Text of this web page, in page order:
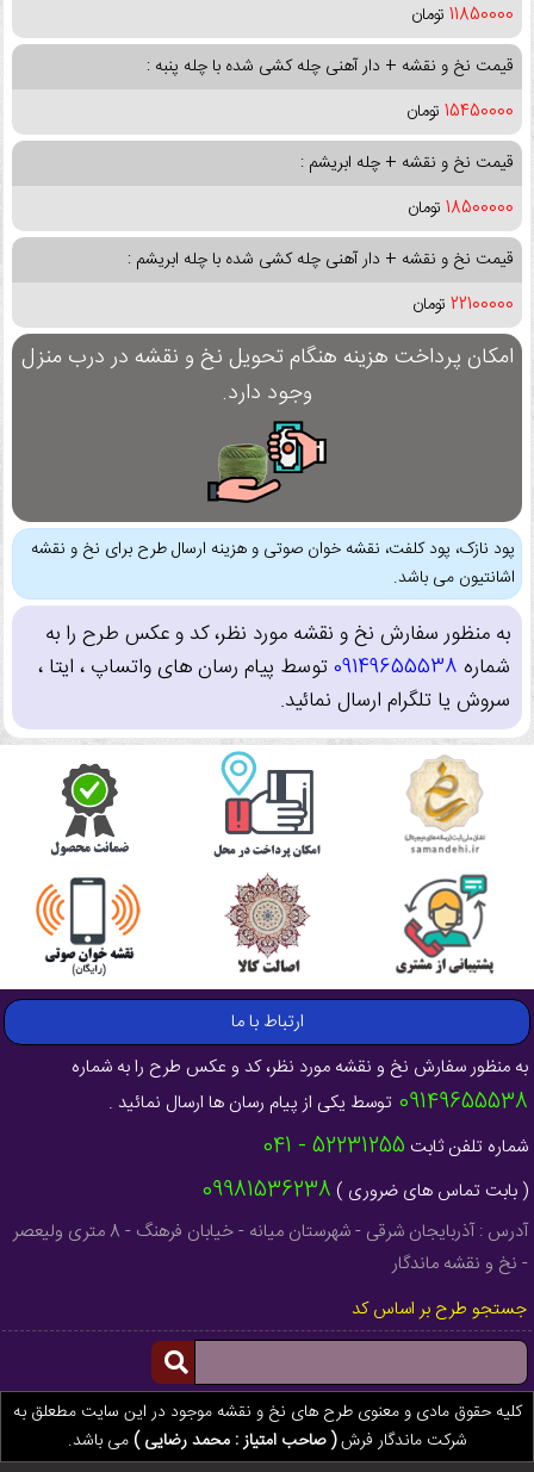
11850000 تومان
قیمت نخ و نقشه + دار آهنی چله کشی شده با چله پنبه :
15450000 تومان
قیمت نخ و نقشه + چله ابریشم :
18500000 تومان
قیمت نخ و نقشه + دار آهنی چله کشی شده با چله ابریشم :
22100000 تومان
امکان پرداخت هزینه هنگام تحویل نخ و نقشه در درب منزل
وجود دارد.
پود نازک، پود کلفت، نقشه خوان صوتی و هزینه ارسال طرح برای نخ و نقشه
اشانتیون می باشد.
به منظور سفارش نخ و نقشه مورد نظر، کد و عکس طرح را به
شماره 09149655538توسط پیام رسان های واتساپ ، ایتا ،
سروش یا تلگرام ارسال نمائید.
ارتباط با ما
به منظور سفارش نخ و نقشه مورد نظر، کد و عکس طرح را به شماره
09149655538 توسط یکی از پیام رسان ها ارسال نمائید .
شماره تلفن ثابت 52231255 - 041
( بابت تماس های ضروری ) 09981536238
آدرس : آذربایجان شرقی - شهرستان میانه - خیابان فرهنگ - 8 متری ولیعصر
- نخ و نقشه ماندگار
جستجو طرح بر اساس کد
کلیه حقوق مادی و معنوی طرح های نخ و نقشه موجود در این سایت مطعلق به
شرکت ماندگار فرش( صاحب امتیاز : محمد رضایی )می باشد.